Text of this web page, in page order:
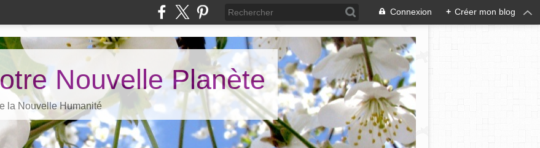
Connexion + Créer mon blog
Nouvelle Planète
la Nouvelle Humanité